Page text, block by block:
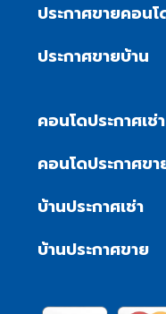
ประกาศขายคอนโ
ประกาศขายบ้าน
คอนโดประกาศเช่า
คอนโดประกาศขา
บ้านประกาศเช่า
บ้านประกาศขาย